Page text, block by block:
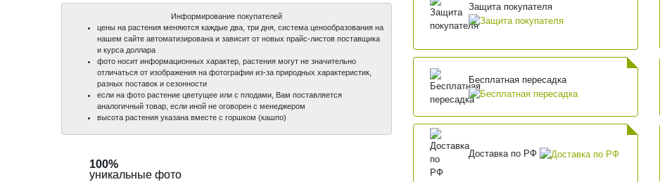
100%
уникальные фото
100%
уникальные фото
Информирование покупателей
цены на растения меняются каждые два, три дня, система ценообразования на
нашем сайте автоматизирована и зависит от новых прайс-листов поставщика
и курса доллара
фото носит информационных характер, растения могут не значительно
отличаться от изображения на фотографии из-за природных характеристик,
разных поставок и сезонности
если на фото растение цветущее или с плодами, Вам поставляется
аналогичный товар, если иной не оговорен с менеджером
высота растения указана вместе с горшком (кашпо)
Защита покупателя
Бесплатная пересадка
Доставка по РФ